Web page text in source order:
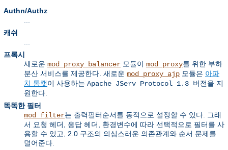
Authn/Authz
캐쉬
프록시
새로운 mod_proxy_balancer 모듈이 mod_proxy를 위한 부하
분산 서비스를 제공한다. 새로운 mod_proxy_ajp 모듈은 아파
치 톰캣이 사용하는 Apache JServ Protocol 1.3 버전을 지
원한다.
똑똑한 필터
mod_filter는 출력필터순서를 동적으로 설정할 수 있다. 그래
서 요청 헤더, 응답 헤더, 환경변수에 따라 선택적으로 필터를 사
용할 수 있고, 2.0 구조의 의심스러운 의존관계와 순서 문제를
덜어준다.